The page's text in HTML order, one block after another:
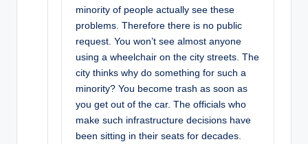
minority of people actually see these
problems. Therefore there is no public
request. You won’t see almost anyone
using a wheelchair on the city streets. The
city thinks why do something for such a
minority? You become trash as soon as
you get out of the car. The officials who
make such infrastructure decisions have
been sitting in their seats for decades.